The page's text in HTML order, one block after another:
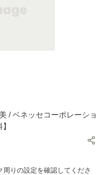
/ ベネッセコーポレーショ
りの設定を確認してくださ